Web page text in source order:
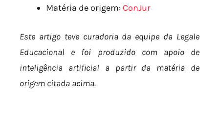
Matéria de origem: ConJur
Este artigo teve curadoria da equipe da Legale
Educacional e foi produzido com apoio de
inteligência artificial a partir da matéria de
origem citada acima.